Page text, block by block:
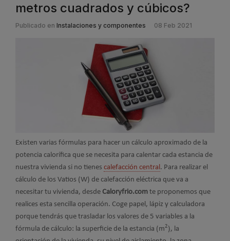
metros cuadrados y cúbicos?
Publicado en Instalaciones y componentes 08 Feb 2021
Existen varias fórmulas para hacer un cálculo aproximado de la
potencia calorífica que se necesita para calentar cada estancia de
nuestra vivienda si no tienes calefacción central . Para realizar el
cálculo de los Vatios (W) de calefacción eléctrica que va a
necesitar tu vivienda, desde Caloryfrio.com te proponemos que
realices esta sencilla operación. Coge papel, lápiz y calculadora
porque tendrás que trasladar los valores de 5 variables a la
fórmula de cálculo: la superficie de la estancia (m2), la